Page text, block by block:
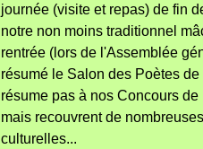
journée (visite et repas) de fin
notre non moins traditionnel
rentrée (lors de l'Assemblée
résumé le Salon des Poètes de
résume pas à nos Concours de
mais recouvrent de
culturelles...